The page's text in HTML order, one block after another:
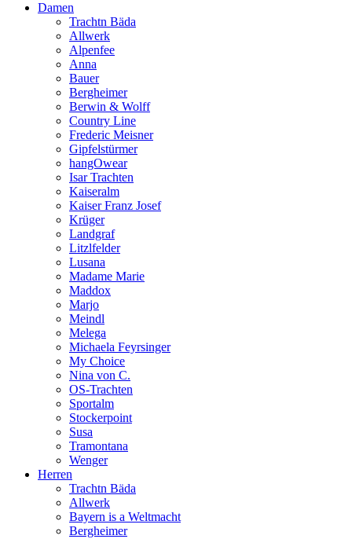
Damen
Trachtn Bäda
Allwerk
Alpenfee
Anna
Bauer
Bergheimer
Berwin & Wolff
Country Line
Frederic Meisner
Gipfelstürmer
hangOwear
Isar Trachten
Kaiseralm
Kaiser Franz Josef
Krüger
Landgraf
Litzlfelder
Lusana
Madame Marie
Maddox
Marjo
Meindl
Melega
Michaela Feyrsinger
My Choice
Nina von C.
OS-Trachten
Sportalm
Stockerpoint
Susa
Tramontana
Wenger
Herren
Trachtn Bäda
Allwerk
Bayern is a Weltmacht
Bergheimer